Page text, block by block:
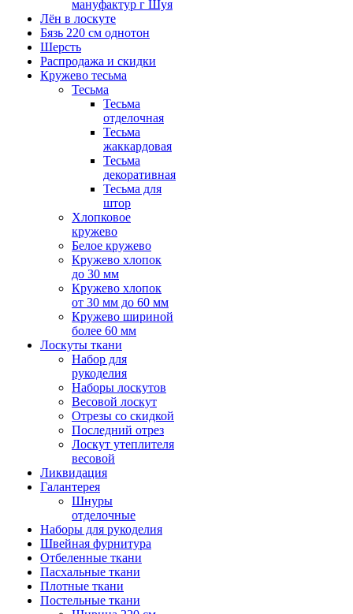
мануфактур г Шуя
Лён в лоскуте
Бязь 220 см однотон
Шерсть
Распродажа и скидки
Кружево тесьма
Тесьма
Тесьма
отделочная
Тесьма
жаккардовая
Тесьма
декоративная
Тесьма для
штор
Хлопковое
кружево
Белое кружево
Кружево хлопок
до 30 мм
Кружево хлопок
от 30 мм до 60 мм
Кружево шириной
более 60 мм
Лоскуты ткани
Набор для
рукоделия
Наборы лоскутов
Весовой лоскут
Отрезы со скидкой
Последний отрез
Лоскут утеплителя
весовой
Ликвидация
Галантерея
Шнуры
отделочные
Наборы для рукоделия
Швейная фурнитура
Отбеленные ткани
Пасхальные ткани
Плотные ткани
Постельные ткани